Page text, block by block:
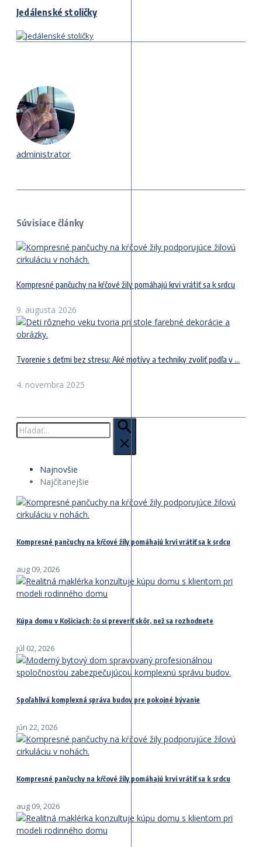
Jedálenské stoličky
administrator
Súvisiace články
Kompresné pančuchy na kŕčové žily pomáhajú krvi vrátiť sa k srdcu
9. augusta 2026
Tvorenie s deťmi bez stresu: Aké motívy a techniky zvoliť podľa v ...
4. novembra 2025
Hľadať:
Najnovšie
Najčítanejšie
Kompresné pančuchy na kŕčové žily pomáhajú krvi vrátiť sa k srdcu
aug 09, 2026
Kúpa domu v Košiciach: čo si preveriť skôr, než sa rozhodnete
júl 02, 2026
Spoľahlivá komplexná správa budov pre pokojné bývanie
jún 22, 2026
Kompresné pančuchy na kŕčové žily pomáhajú krvi vrátiť sa k srdcu
aug 09, 2026